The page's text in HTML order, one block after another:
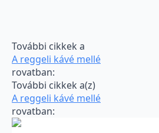
További cikkek a
A reggeli kávé mellé
rovatban:
További cikkek a(z)
A reggeli kávé mellé
rovatban: